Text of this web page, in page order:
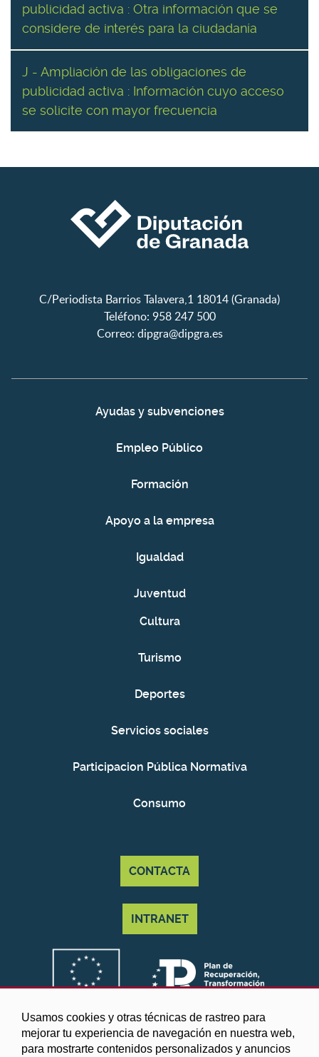
Usamos cookies y otras técnicas de rastreo para
mejorar tu experiencia de navegación en nuestra web,
para mostrarte contenidos personalizados y anuncios
publicidad activa : Otra información que se
considere de interés para la ciudadanía
J - Ampliación de las obligaciones de
publicidad activa : Información cuyo acceso
se solicite con mayor frecuencia
C/Periodista Barrios Talavera,1 18014 (Granada)
Teléfono: 958 247 500
Correo: dipgra@dipgra.es
Ayudas y subvenciones
Empleo Público
Formación
Apoyo a la empresa
Igualdad
Juventud
Cultura
Turismo
Deportes
Servicios sociales
Participacion Pública Normativa
Consumo
CONTACTA
INTRANET